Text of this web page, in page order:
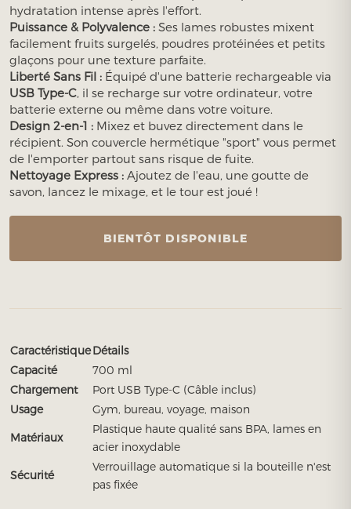
hydratation intense après l'effort.
Puissance & Polyvalence : Ses lames robustes mixent
facilement fruits surgelés, poudres protéinées et petits
glaçons pour une texture parfaite.
Liberté Sans Fil : Équipé d'une batterie rechargeable via
USB Type-C, il se recharge sur votre ordinateur, votre
batterie externe ou même dans votre voiture.
Design 2-en-1 : Mixez et buvez directement dans le
récipient. Son couvercle hermétique "sport" vous permet
de l'emporter partout sans risque de fuite.
Nettoyage Express : Ajoutez de l'eau, une goutte de
savon, lancez le mixage, et le tour est joué !
BIENTÔT DISPONIBLE
CaractéristiqueDétails
Capacité
700 ml
Chargement
Port USB Type-C (Câble inclus)
Usage
Gym, bureau, voyage, maison
Matériaux
Plastique haute qualité sans BPA, lames en
acier inoxydable
Sécurité
Verrouillage automatique si la bouteille n'est
pas fixée